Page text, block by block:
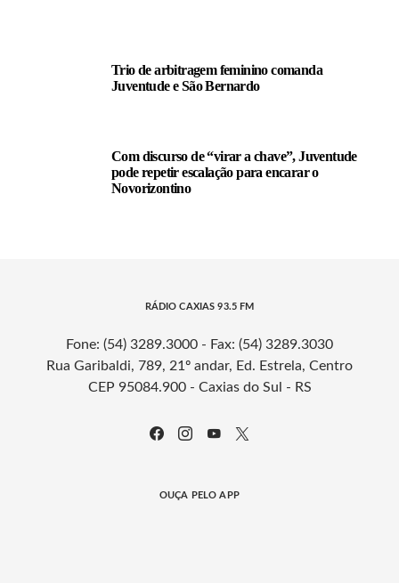
Trio de arbitragem feminino comanda
Juventude e São Bernardo
Com discurso de “virar a chave”, Juventude
pode repetir escalação para encarar o
Novorizontino
RÁDIO CAXIAS 93.5 FM
Fone: (54) 3289.3000 - Fax: (54) 3289.3030
Rua Garibaldi, 789, 21º andar, Ed. Estrela, Centro
CEP 95084.900 - Caxias do Sul - RS
OUÇA PELO APP